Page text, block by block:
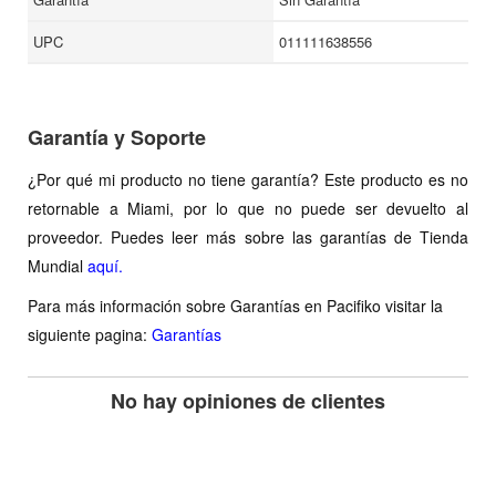
UPC
011111638556
Garantía y Soporte
¿Por qué mi producto no tiene garantía? Este producto es no
retornable a Miami, por lo que no puede ser devuelto al
proveedor. Puedes leer más sobre las garantías de Tienda
Mundial aquí.
Para más información sobre Garantías en Pacifiko visitar la
siguiente pagina: Garantías
No hay opiniones de clientes